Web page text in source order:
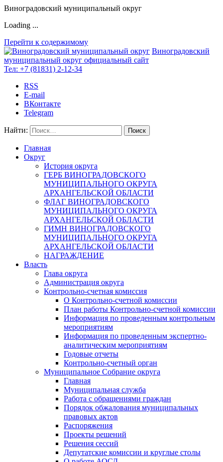
Виноградовский муниципальный округ
Loading ...
Перейти к содержимому
Виноградовский
муниципальный округ официальный сайт
Тел: +7 (81831) 2-12-34
RSS
E-mail
ВКонтакте
Telegram
Найти:
Главная
Округ
История округа
ГЕРБ ВИНОГРАДОВСКОГО
МУНИЦИПАЛЬНОГО ОКРУГА
АРХАНГЕЛЬСКОЙ ОБЛАСТИ
ФЛАГ ВИНОГРАДОВСКОГО
МУНИЦИПАЛЬНОГО ОКРУГА
АРХАНГЕЛЬСКОЙ ОБЛАСТИ
ГИМН ВИНОГРАДОВСКОГО
МУНИЦИПАЛЬНОГО ОКРУГА
АРХАНГЕЛЬСКОЙ ОБЛАСТИ
НАГРАЖДЕНИЕ
Власть
Глава округа
Администрация округа
Контрольно-счетная комиссия
О Контрольно-счетной комиссии
План работы Контрольно-счетной комиссии
Информация по проведенным контрольным
мероприятиям
Информация по проведенным экспертно-
аналитическим мероприятиям
Годовые отчеты
Контрольно-счетный орган
Муниципальное Собрание округа
Главная
Муниципальная служба
Работа с обращениями граждан
Порядок обжалования муниципальных
правовых актов
Распоряжения
Проекты решений
Решения сессий
Депутатские комиссии и круглые столы